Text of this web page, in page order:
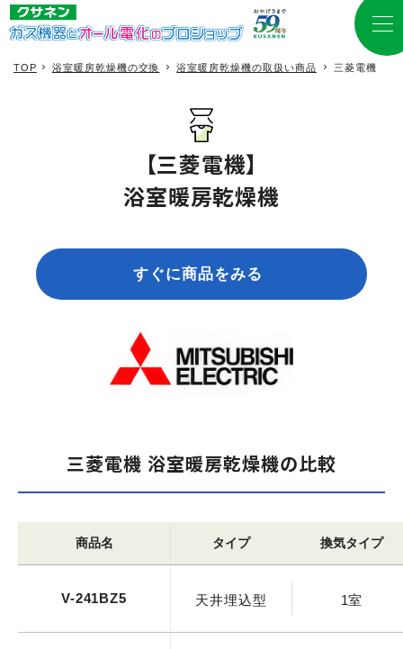
TOP 浴室暖房乾燥機の交換 浴室暖房乾燥機の取扱い商品 三菱電機
【三菱電機】
浴室暖房乾燥機
すぐに商品をみる
三菱電機 浴室暖房乾燥機の比較
商品名 タイプ 換気タイプ
V-241BZ5 天井埋込型 1室